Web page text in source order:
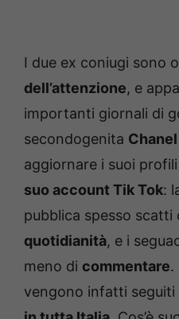
I due ex coniugi sono
dell’attenzione, e
importanti giornali di
secondogenita Chanel
aggiornare i suoi
suo account Tik Tok:
pubblica spesso scatti
quotidianità, e i
meno di commentare.
vengono infatti seguiti